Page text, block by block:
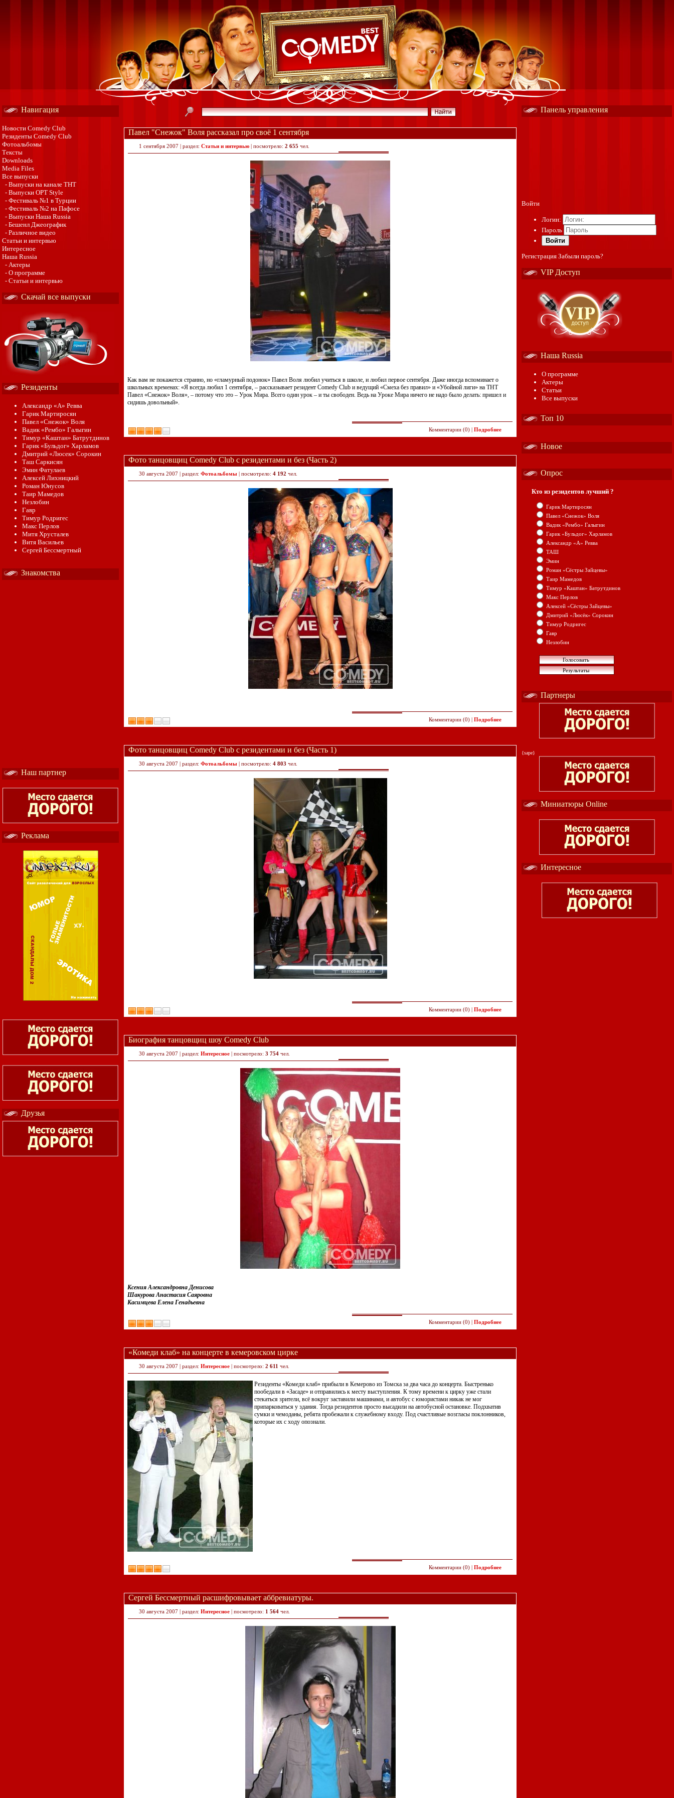
Навигация
Новости Comedy Club
Резиденты Comedy Club
Фотоальбомы
Тексты
Downloads
Media Files
Все выпуски
- Выпуски на канале ТНТ
- Выпуски ОРТ Style
- Фестиваль №1 в Турции
- Фестиваль №2 на Пафосе
- Выпуски Наша Russia
- Бешенл Джеографик
- Различное видео
Статьи и интервью
Интересное
Наша Russia
- Актеры
- О программе
- Статьи и интервью
Скачай все выпуски
Резиденты
Александр «А» Ревва
Гарик Мартиросян
Павел «Снежок» Воля
Вадик «Рембо» Галыгин
Тимур «Каштан» Батрутдинов
Гарик «Бульдог» Харламов
Дмитрий «Люсек» Сорокин
Таш Саркисян
Эмин Фатулаев
Алексей Лихницкий
Роман Юнусов
Таир Мамедов
Незлобин
Гавр
Тимур Родригес
Макс Перлов
Митя Хрусталев
Витя Васильев
Сергей Бессмертный
Знакомства
Наш партнер
Реклама
Друзья
Павел "Снежок" Воля рассказал про своё 1 сентября
1 сентября 2007 | раздел: Статьи и интервью | посмотрело: 2 655 чел.
Как вам не покажется странно, но «гламурный подонок» Павел Воля любил учиться в школе, и любил первое сентября. Даже иногда вспоминает о
школьных временах: «Я всегда любил 1 сентября, – рассказывает резидент Comedy Club и ведущий «Смеха без правил» и «Убойной лиги» на ТНТ
Павел «Снежок» Воля», – потому что это – Урок Мира. Всего один урок – и ты свободен. Ведь на Уроке Мира ничего не надо было делать: пришел и
сидишь довольный».
Комментарии (0) | Подробнее
Фото танцовщиц Comedy Club с резидентами и без (Часть 2)
30 августа 2007 | раздел: Фотоальбомы | посмотрело: 4 192 чел.
Комментарии (0) | Подробнее
Фото танцовщиц Comedy Club с резидентами и без (Часть 1)
30 августа 2007 | раздел: Фотоальбомы | посмотрело: 4 803 чел.
Комментарии (0) | Подробнее
Биография танцовщиц шоу Comedy Club
30 августа 2007 | раздел: Интересное | посмотрело: 3 754 чел.
Ксения Александровна Денисова
Шакурова Анастасия Саяровна
Касимцева Елена Генадьевна
Комментарии (0) | Подробнее
«Комеди клаб» на концерте в кемеровском цирке
30 августа 2007 | раздел: Интересное | посмотрело: 2 611 чел.
Резиденты «Комеди клаб» прибыли в Кемерово из Томска за два часа до концерта. Быстренько
пообедали в «Засаде» и отправились к месту выступления. К тому времени к цирку уже стали
стекаться зрители, всё вокруг заставили машинами, и автобус с юмористами никак не мог
припарковаться у здания. Тогда резидентов просто высадили на автобусной остановке. Подхватив
сумки и чемоданы, ребята пробежали к служебному входу. Под счастливые возгласы поклонников,
которые их с ходу опознали.
Комментарии (0) | Подробнее
Сергей Бессмертный расшифровывает аббревиатуры.
30 августа 2007 | раздел: Интересное | посмотрело: 1 564 чел.
Панель управления
Войти
Логин:
Пароль
Войти
Регистрация Забыли пароль?
VIP Доступ
Наша Russia
О программе
Актеры
Статьи
Все выпуски
Топ 10
Новое
Опрос
Кто из резидентов лучший ?
Гарик Мартиросян
Павел «Снежок» Воля
Вадик «Рембо» Галыгин
Гарик «Бульдог» Харламов
Александр «А» Ревва
ТАШ
Эмин
Роман «Сёстры Зайцевы»
Таир Мамедов
Тимур «Каштан» Батрутдинов
Макс Перлов
Алексей «Сёстры Зайцевы»
Дмитрий «Люсёк» Сорокин
Тимур Родригес
Гавр
Незлобин
Партнеры
{sape}
Миниатюры Online
Интересное